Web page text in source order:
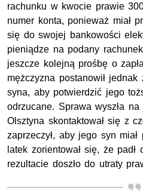
rachunku w kwocie prawie
numer konta, ponieważ miał
się do swojej bankowości
pieniądze na podany
jeszcze kolejną prośbę o
mężczyzna postanowił
syna, aby potwierdzić jego
odrzucane. Sprawa wyszła
Olsztyna skontaktował się z
zaprzeczył, aby jego syn
latek zorientował się, że padł
rezultacie doszło do utraty